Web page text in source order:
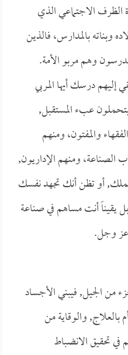
الظرف الاجتماعي الذي
وبناته بالمدارس، فالذين
وهم مربو الأمة.
درسك أيها المربي
عبء المستقبل,
والمفتون، ومنهم
الصناعة، ومنهم الإداريون,
أو تظن أنك تجهد نفسك
يقيناً أنت مساهم في صناعة
عز وجل.
من الجيل, فيبني الأجساد
بالعلاج, والوقاية من
تحقيق الانضباط